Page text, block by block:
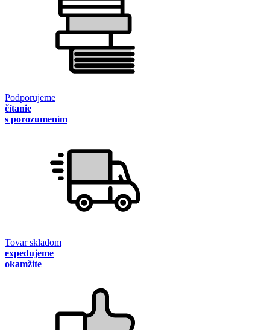
Podporujeme
čítanie
s porozumením
Tovar skladom
expedujeme
okamžite